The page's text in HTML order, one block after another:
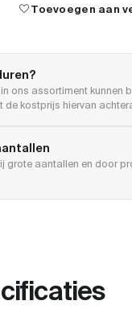
favoriteToevoegen aan
ons assortiment kunnen
kostprijs hiervan
grote aantallen en door